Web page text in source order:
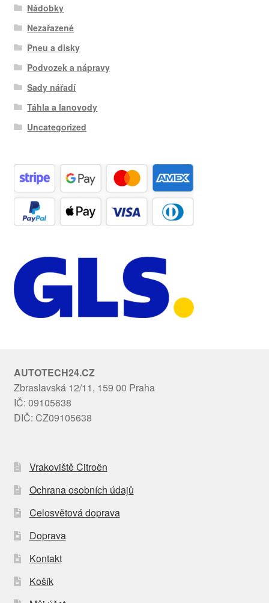
Nádobky
Nezařazené
Pneu a disky
Podvozek a nápravy
Sady nářadí
Táhla a lanovody
Uncategorized
AUTOTECH24.CZ
Zbraslavská 12/11, 159 00 Praha
IČ: 09105638
DIČ: CZ09105638
Vrakoviště Citroën
Ochrana osobních údajů
Celosvětová doprava
Doprava
Kontakt
Košík